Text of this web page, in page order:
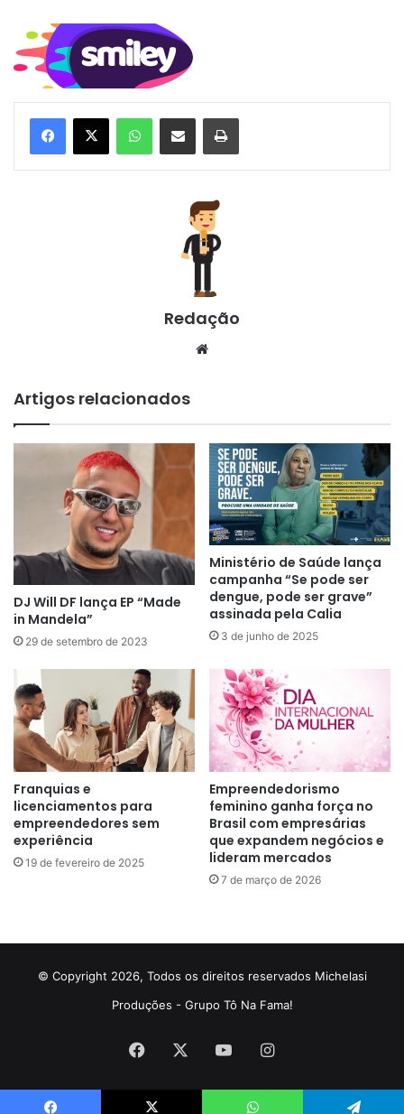
WhatsApp
Compartilhar via e-mail Imprimir
Redação
Artigos relacionados
DJ Will DF lança EP “Made
in Mandela”
29 de setembro de 2023
Ministério de Saúde lança
campanha “Se pode ser
dengue, pode ser grave”
assinada pela Calia
3 de junho de 2025
Franquias e
licenciamentos para
empreendedores sem
experiência
19 de fevereiro de 2025
Empreendedorismo
feminino ganha força no
Brasil com empresárias
que expandem negócios e
lideram mercados
7 de março de 2026
© Copyright 2026, Todos os direitos reservados Michelasi
Produções - Grupo Tô Na Fama!
Facebook YouTubeInstagram